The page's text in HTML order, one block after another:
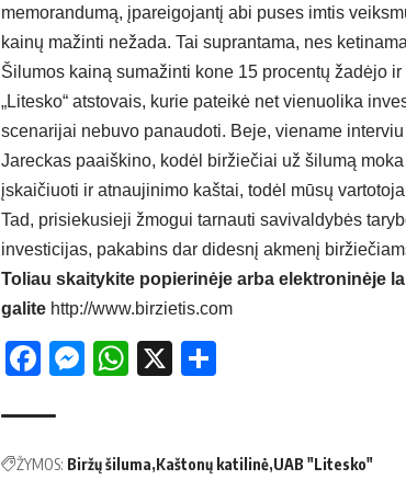
memorandumą, įpareigojantį abi puses imtis
kainų mažinti nežada. Tai suprantama, nes
Šilumos kainą sumažinti kone 15 procentų žadėjo
„Litesko“ atstovais, kurie pateikė net vienuolika
scenarijai nebuvo panaudoti. Beje, viename
Jareckas paaiškino, kodėl biržiečiai už šilumą
įskaičiuoti ir atnaujinimo kaštai, todėl mūsų
Tad, prisiekusieji žmogui tarnauti savivaldybės
investicijas, pakabins dar didesnį akmenį
Toliau skaitykite popierinėje arba elektroninėje
galite http://www.birzietis.com
Facebook
Messenger
WhatsApp
X
ŽYMOS: Biržų šiluma Kaštonų katilinė UAB "Litesko"